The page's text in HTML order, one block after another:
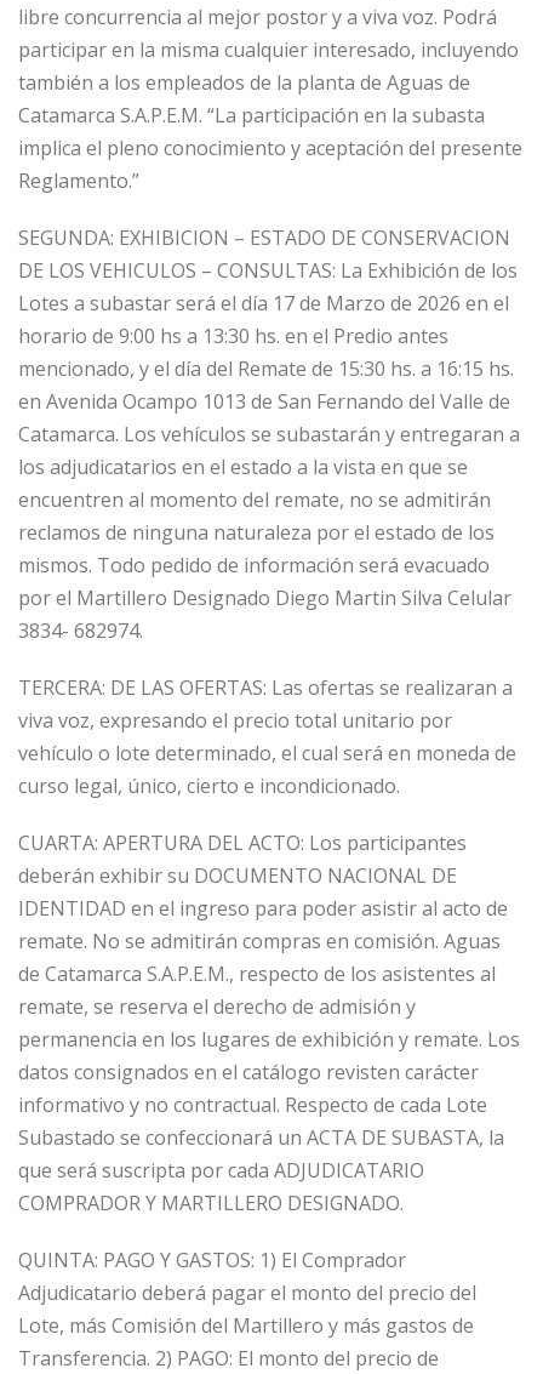
libre concurrencia al mejor postor y a viva voz. Podrá
participar en la misma cualquier interesado, incluyendo
también a los empleados de la planta de Aguas de
Catamarca S.A.P.E.M. “La participación en la subasta
implica el pleno conocimiento y aceptación del presente
Reglamento.”
SEGUNDA: EXHIBICION – ESTADO DE CONSERVACION
DE LOS VEHICULOS – CONSULTAS: La Exhibición de los
Lotes a subastar será el día 17 de Marzo de 2026 en el
horario de 9:00 hs a 13:30 hs. en el Predio antes
mencionado, y el día del Remate de 15:30 hs. a 16:15 hs.
en Avenida Ocampo 1013 de San Fernando del Valle de
Catamarca. Los vehículos se subastarán y entregaran a
los adjudicatarios en el estado a la vista en que se
encuentren al momento del remate, no se admitirán
reclamos de ninguna naturaleza por el estado de los
mismos. Todo pedido de información será evacuado
por el Martillero Designado Diego Martin Silva Celular
3834- 682974.
TERCERA: DE LAS OFERTAS: Las ofertas se realizaran a
viva voz, expresando el precio total unitario por
vehículo o lote determinado, el cual será en moneda de
curso legal, único, cierto e incondicionado.
CUARTA: APERTURA DEL ACTO: Los participantes
deberán exhibir su DOCUMENTO NACIONAL DE
IDENTIDAD en el ingreso para poder asistir al acto de
remate. No se admitirán compras en comisión. Aguas
de Catamarca S.A.P.E.M., respecto de los asistentes al
remate, se reserva el derecho de admisión y
permanencia en los lugares de exhibición y remate. Los
datos consignados en el catálogo revisten carácter
informativo y no contractual. Respecto de cada Lote
Subastado se confeccionará un ACTA DE SUBASTA, la
que será suscripta por cada ADJUDICATARIO
COMPRADOR Y MARTILLERO DESIGNADO.
QUINTA: PAGO Y GASTOS: 1) El Comprador
Adjudicatario deberá pagar el monto del precio del
Lote, más Comisión del Martillero y más gastos de
Transferencia. 2) PAGO: El monto del precio de